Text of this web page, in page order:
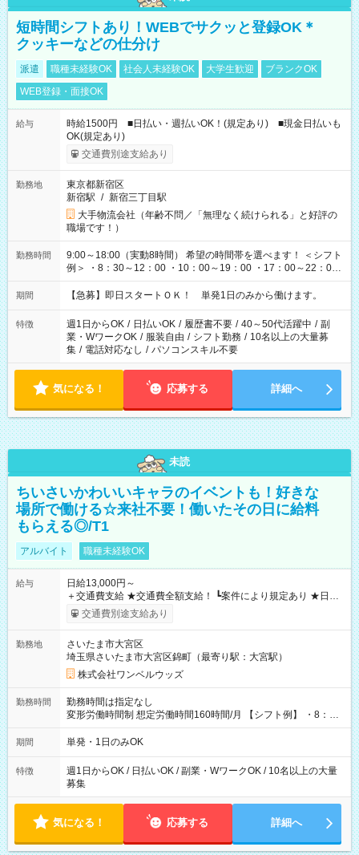
短時間シフトあり！WEBでサクッと登録OK＊
クッキーなどの仕分け
派遣 職種未経験OK 社会人未経験OK 大学生歓迎
ブランクOK
WEB登録・面接OK
給与
時給1500円 ■日払い・週払いOK！(規定あり) ■現金日払いも
OK(規定あり)
交通費別途支給あり
勤務地
東京都新宿区
新宿駅 / 新宿三丁目駅
大手物流会社（年齢不問／「無理なく続けられる」と好評の
職場です！）
勤務時間
9:00～18:00（実動8時間） 希望の時間帯を選べます！ ＜シフト
例＞ ・8：30～12：00 ・10：00～19：00 ・17：00～22：00
・13：00～22：00 ・22：00～翌6：00 など
期間 【急募】即日スタートＯＫ！ 単発1日のみから働けます。
特徴 週1日からOK / 日払いOK / 履歴書不要 / 40～50代活躍中 / 副
業・WワークOK / 服装自由 / シフト勤務 / 10名以上の大量募
集 / 電話対応なし / パソコンスキル不要
気になる！ 応募する 詳細へ
未読
ちいさいかわいいキャラのイベントも！好きな
場所で働ける☆来社不要！働いたその日に給料
もらえる◎/T1
アルバイト 職種未経験OK
給与
日給13,000円～
＋交通費支給 ★交通費全額支給！ ┗案件により規定あり ★日払
いOK！（規定あり） ┗働いたその日に現金GET♪ お仕事後はコ
ンビニATMから 日払い分を引き落とせます！ 【試用期間】試
交通費別途支給あり
勤務地
さいたま市大宮区
埼玉県さいたま市大宮区錦町（最寄り駅：大宮駅）
株式会社ワンベルウッズ
勤務時間
勤務時間は指定なし
変形労働時間制 想定労働時間160時間/月 【シフト例】 ・8：00
～21：00
期間 単発・1日のみOK
特徴
週1日からOK / 日払いOK / 副業・WワークOK / 10名以上の大量
募集
気になる！ 応募する 詳細へ